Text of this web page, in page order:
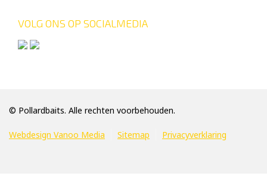
VOLG ONS OP SOCIALMEDIA
© Pollardbaits. Alle rechten voorbehouden.
Webdesign Vanoo Media Sitemap Privacyverklaring